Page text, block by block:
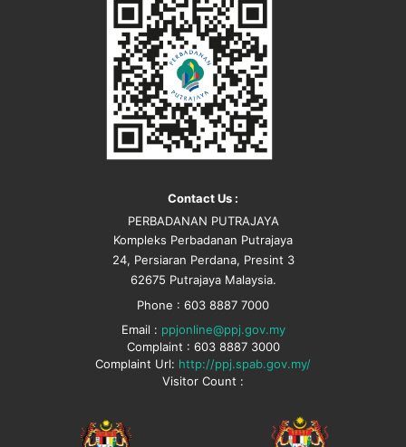
Contact Us :
PERBADANAN PUTRAJAYA
Kompleks Perbadanan Putrajaya
24, Persiaran Perdana, Presint 3
62675 Putrajaya Malaysia.
Phone : 603 8887 7000
Email : ppjonline@ppj.gov.my
Complaint : 603 8887 3000
Complaint Url: http://ppj.spab.gov.my/
Visitor Count :